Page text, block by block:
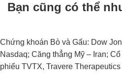
Bạn cũng có thể
Chứng khoán Bò và Gấu: Dow
Nasdaq; Căng thẳng Mỹ – Iran; Cổ
phiếu TVTX, Travere Therapeutics